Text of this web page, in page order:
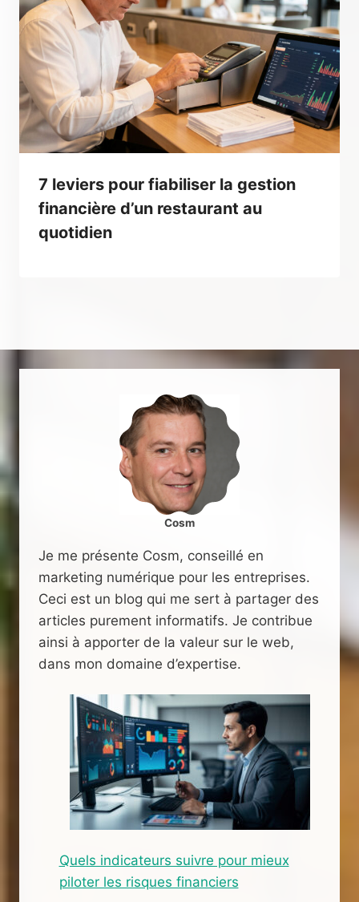
7 leviers pour fiabiliser la gestion
financière d’un restaurant au
quotidien
Cosm
Je me présente Cosm, conseillé en
marketing numérique pour les entreprises.
Ceci est un blog qui me sert à partager des
articles purement informatifs. Je contribue
ainsi à apporter de la valeur sur le web,
dans mon domaine d’expertise.
Quels indicateurs suivre pour mieux
piloter les risques financiers